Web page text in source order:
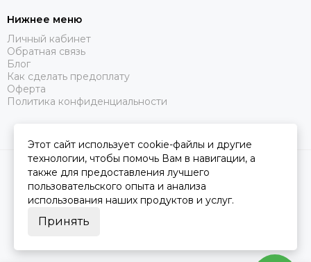
Нижнее меню
Личный кабинет
Обратная связь
Блог
Как сделать предоплату
Оферта
Политика конфиденциальности
2026 © Царство Сна.Карта сайта
Этот сайт использует cookie-файлы и другие
технологии, чтобы помочь Вам в навигации, а
также для предоставления лучшего
пользовательского опыта и анализа
использования наших продуктов и услуг.
Принять